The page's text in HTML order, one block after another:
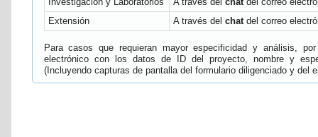
Extensión
A través del chatdel correo
Para casos que requieran mayor especificidad y análisis,
electrónico con los datos de ID del proyecto, nombre y
(Incluyendo capturas de pantalla del formulario diligenciado y del